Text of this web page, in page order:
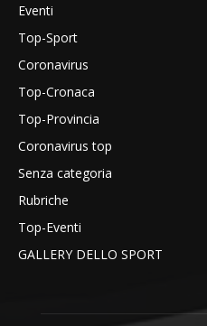
Eventi
Top-Sport
Coronavirus
Top-Cronaca
Top-Provincia
Coronavirus top
Senza categoria
Rubriche
Top-Eventi
GALLERY DELLO SPORT